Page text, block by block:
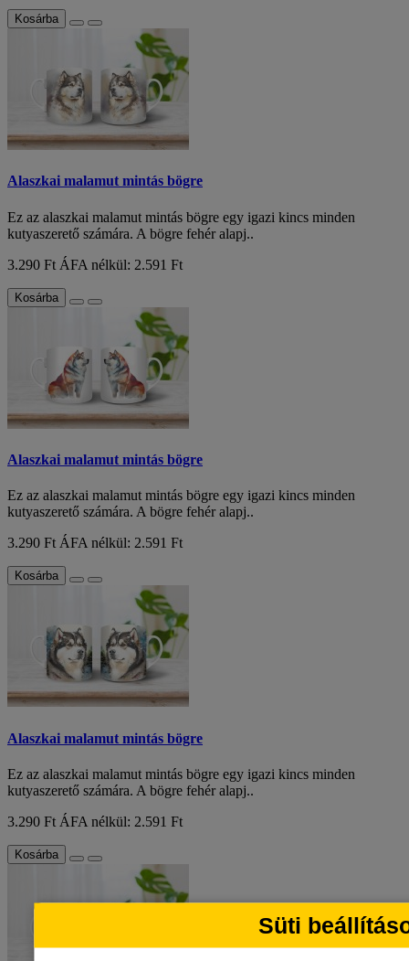
Kosárba
Alaszkai malamut mintás bögre
Ez az alaszkai malamut mintás bögre egy igazi kincs minden
kutyaszerető számára. A bögre fehér alapj..
3.290 Ft ÁFA nélkül: 2.591 Ft
Kosárba
Alaszkai malamut mintás bögre
Ez az alaszkai malamut mintás bögre egy igazi kincs minden
kutyaszerető számára. A bögre fehér alapj..
3.290 Ft ÁFA nélkül: 2.591 Ft
Kosárba
Alaszkai malamut mintás bögre
Ez az alaszkai malamut mintás bögre egy igazi kincs minden
kutyaszerető számára. A bögre fehér alapj..
3.290 Ft ÁFA nélkül: 2.591 Ft
Kosárba
Süti